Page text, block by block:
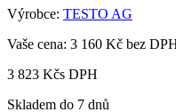
Výrobce: TESTO AG
Vaše cena: 3 160 Kč bez
3 823 Kčs DPH
Skladem do 7 dnů